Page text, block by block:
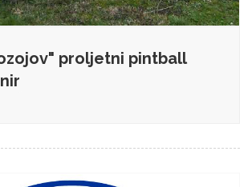
proljetni pintball